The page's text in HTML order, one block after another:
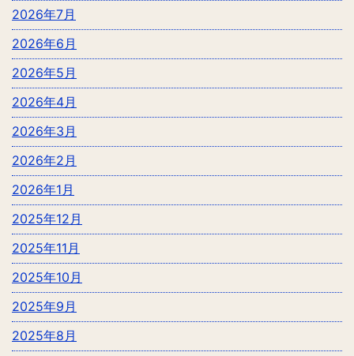
2026年7月
2026年6月
2026年5月
2026年4月
2026年3月
2026年2月
2026年1月
2025年12月
2025年11月
2025年10月
2025年9月
2025年8月